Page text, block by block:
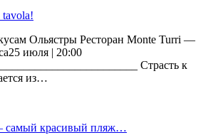
Ольястры Ресторан Monte Turri —
июля | 20:00
Страсть к
из…
самый красивый пляж…